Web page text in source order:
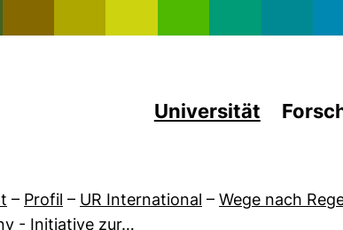
Universität
– Profil – UR International – Wege nach
- Initiative zur…